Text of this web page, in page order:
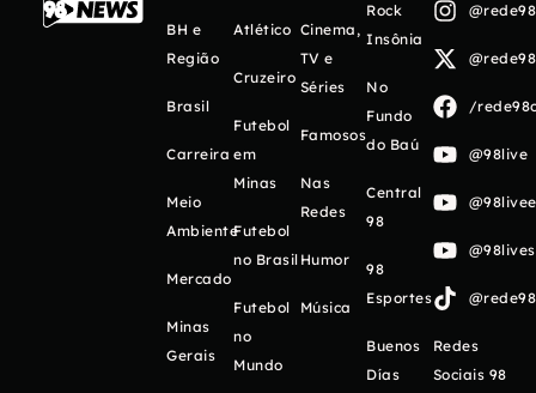
BH e
Região
Brasil
Carreira
Meio
Ambiente
Mercado
Minas
Gerais
Atlético
Cruzeiro
Futebol
em
Minas
Futebol
no Brasil
Futebol
no
Mundo
Cinema,
TV e
Séries
Famosos
Nas
Redes
Humor
Música
Rock
Insônia
No
Fundo
do Baú
Central
98
98
Esportes
Buenos
Días
/
@98live
Redes
Sociais 98